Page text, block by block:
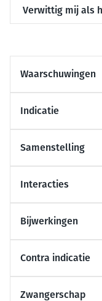
Verwittig mij als
Waarschuwingen
Indicatie
Samenstelling
Interacties
Bijwerkingen
Contra indicatie
Zwangerschap